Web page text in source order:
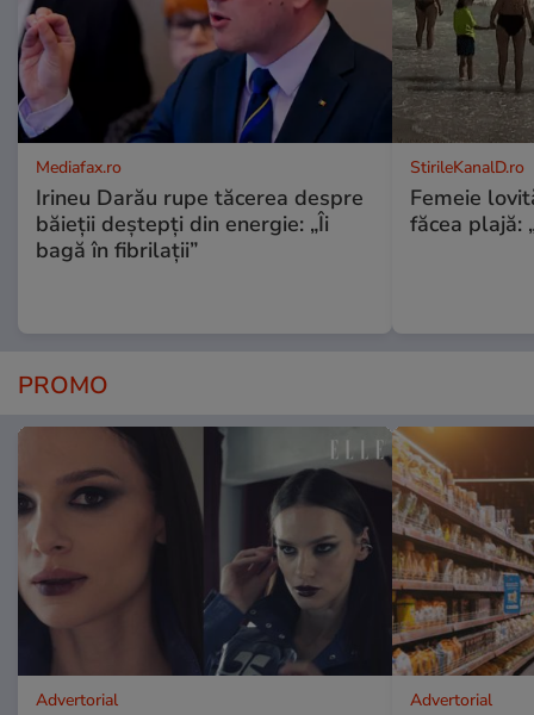
Mediafax.ro
Irineu Darău rupe tăcerea despre
băieții deștepți din energie: „Îi
bagă în fibrilații”
StirileKanalD.ro
Femeie
făcea plajă:
PROMO
Advertorial Advertorial